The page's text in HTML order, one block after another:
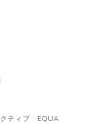
ティブ EQUA